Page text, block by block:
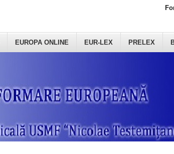
EUROPA ONLINE EUR-LEX PRELEX